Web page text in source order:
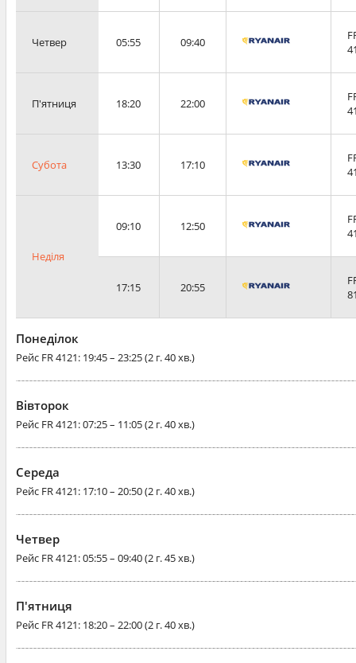
Четвер 05:55 09:40
П'ятниця 18:20 22:00
Субота 13:30 17:10
Неділя
09:10 12:50
17:15 20:55
Понеділок
Рейс FR 4121: 19:45 – 23:25 (2 г. 40 хв.)
Вівторок
Рейс FR 4121: 07:25 – 11:05 (2 г. 40 хв.)
Середа
Рейс FR 4121: 17:10 – 20:50 (2 г. 40 хв.)
Четвер
Рейс FR 4121: 05:55 – 09:40 (2 г. 45 хв.)
П'ятниця
Рейс FR 4121: 18:20 – 22:00 (2 г. 40 хв.)